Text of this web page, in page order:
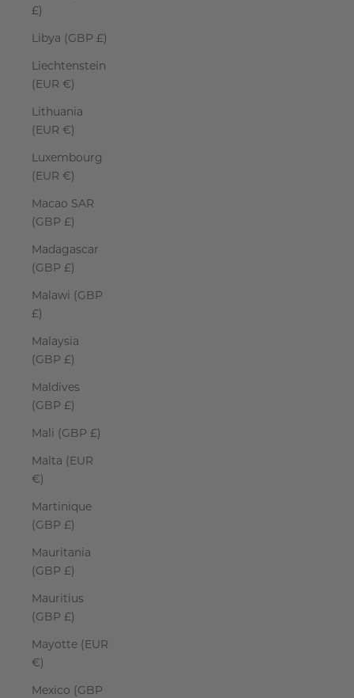
£)
Libya (GBP £)
Liechtenstein
(EUR €)
Lithuania
(EUR €)
Luxembourg
(EUR €)
Macao SAR
(GBP £)
Madagascar
(GBP £)
Malawi (GBP
£)
Malaysia
(GBP £)
Maldives
(GBP £)
Mali (GBP £)
Malta (EUR
€)
Martinique
(GBP £)
Mauritania
(GBP £)
Mauritius
(GBP £)
Mayotte (EUR
€)
Mexico (GBP